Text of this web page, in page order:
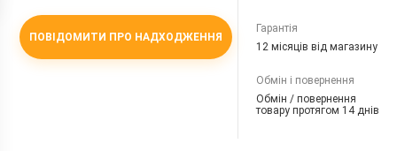
ПОВІДОМИТИ ПРО НАДХОДЖЕННЯ
Гарантія
12 місяців від магазину
Обмін і повернення
Обмін / повернення
товару протягом 14 днів